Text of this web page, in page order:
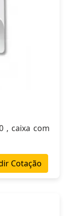
, caixa com
Cotação